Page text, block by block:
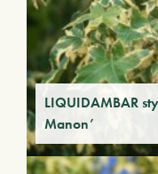
LIQUIDAMBAR
Manon’